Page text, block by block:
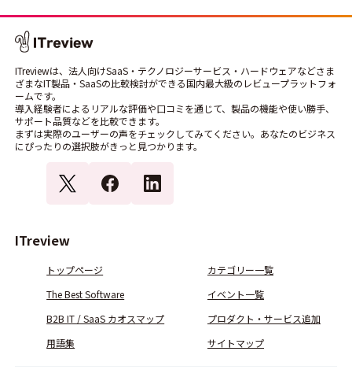
ITreviewは、法人向けSaaS・テクノロジーサービス・ハードウェアなどさま
ざまなIT製品・SaaSの比較検討ができる国内最大級のレビュープラットフォ
ームです。
導入経験者によるリアルな評価や口コミを通じて、製品の機能や使い勝手、
サポート品質などを比較できます。
まずは実際のユーザーの声をチェックしてみてください。あなたのビジネス
にぴったりの選択肢がきっと見つかります。
ITreview
トップページ
カテゴリー一覧
The Best Software
イベント一覧
B2B IT / SaaS カオスマップ
プロダクト・サービス追加
用語集
サイトマップ